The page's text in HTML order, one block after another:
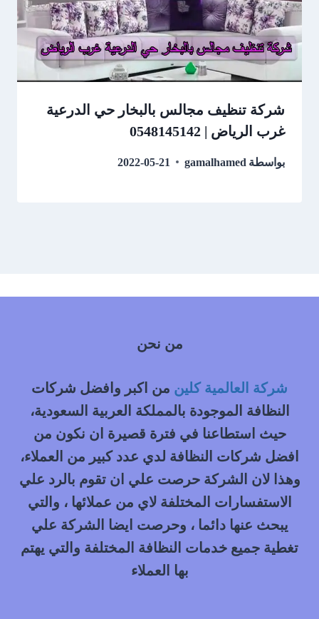
شركة تنظيف مجالس بالبخار حي الدرعية
غرب الرياض | 0548145142
بواسطة gamalhamed
2022-05-21
من نحن
شركة العالمية كلين من اكبر وافضل شركات
النظافة الموجودة بالمملكة العربية السعودية،
حيث استطاعنا في فترة قصيرة ان نكون من
افضل شركات النظافة لدي عدد كبير من العملاء،
وهذا لان الشركة حرصت علي ان تقوم بالرد علي
الاستفسارات المختلفة لاي من عملائها ، والتي
يبحث عنها دائما ، وحرصت ايضا الشركة علي
تغطية جميع خدمات النظافة المختلفة والتي يهتم
بها العملاء